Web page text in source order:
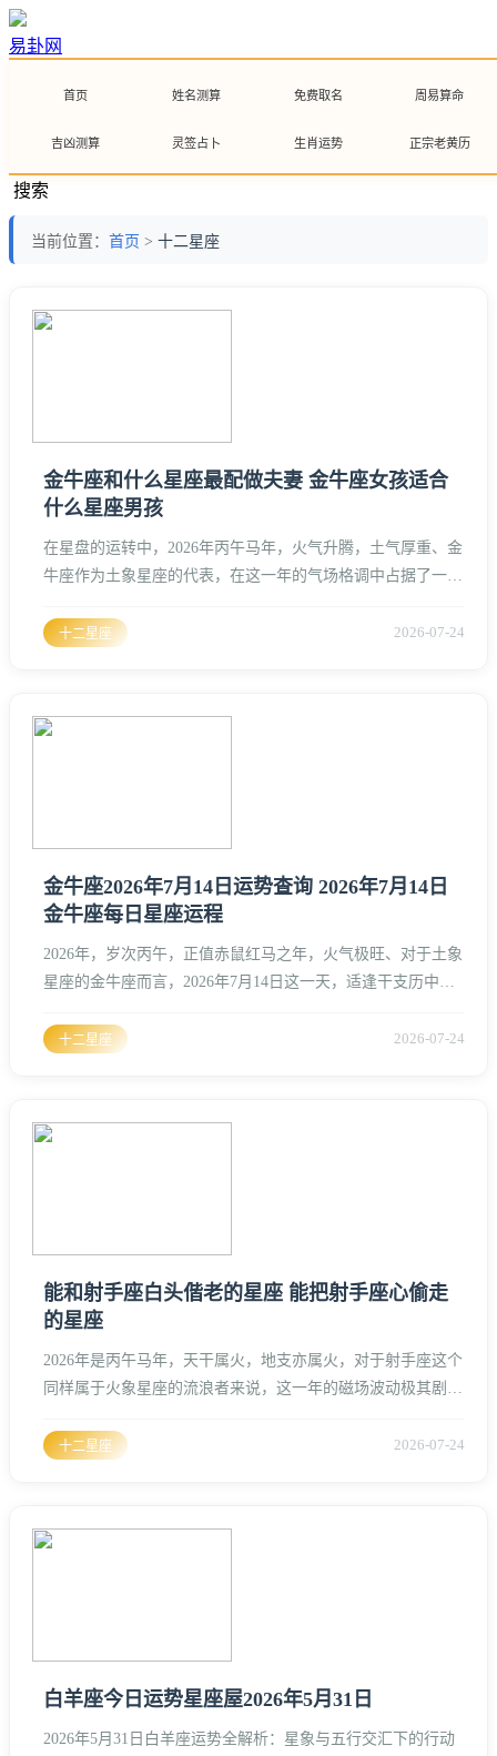
易卦网
首页 姓名测算 免费取名 周易算命
吉凶测算 灵签占卜 生肖运势 正宗老黄历
搜索
当前位置： 首页 > 十二星座
金牛座和什么星座最配做夫妻 金牛座女孩适合
什么星座男孩
在星盘的运转中，2026年丙午马年，火气升腾，土气厚重、金
牛座作为土象星座的代表，在这一年的气场格调中占据了一个
易动心，可一旦认定了某个人，那就是奔着一生一世去的。金
一盏灯、到了2026年，随着岁星位的移动，金牛座在寻找伴侣
时，更倾向于
十二星座 2026-07-24
金牛座2026年7月14日运势查询 2026年7月14日
金牛座每日星座运程
2026年，岁次丙午，正值赤鼠红马之年，火气极旺、对于土象
星座的金牛座而言，2026年7月14日这一天，适逢干支历中的
中呈现出一种“火炼秋金”的格局、作为一名风水生肖大师，我
以及居家风水的趋吉避凶之道。2026年7月14日：金牛座
十二星座 2026-07-24
能和射手座白头偕老的星座 能把射手座心偷走
的星座
2026年是丙午马年，天干属火，地支亦属火，对于射手座这个
同样属于火象星座的流浪者来说，这一年的磁场波动极其剧
“双重火象”叠加的年份里，偷走射手座的心，或是与他们约定
他们灵魂共振、甚至能跑在他们前面的星座，才有机会在这个
赤热的年份里，降
十二星座 2026-07-24
白羊座今日运势星座屋2026年5月31日
2026年5月31日白羊座运势全解析：星象与五行交汇下的行动